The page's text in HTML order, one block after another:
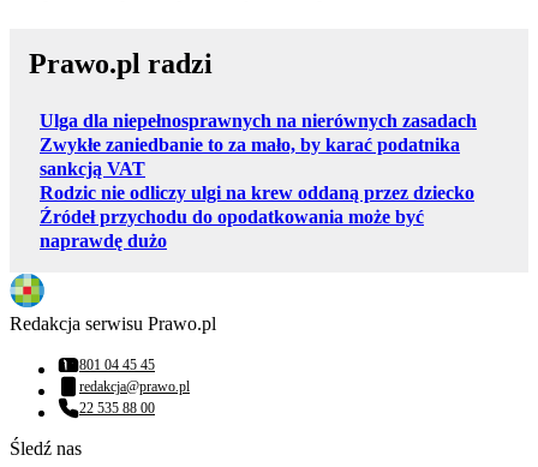
Prawo.pl radzi
Ulga dla niepełnosprawnych na nierównych zasadach
Zwykłe zaniedbanie to za mało, by karać podatnika
sankcją VAT
Rodzic nie odliczy ulgi na krew oddaną przez dziecko
Źródeł przychodu do opodatkowania może być
naprawdę dużo
Redakcja serwisu Prawo.pl
Numer telefonu:
801 04 45 45
Adres email:
redakcja@prawo.pl
Numer telefonu:
22 535 88 00
Śledź nas